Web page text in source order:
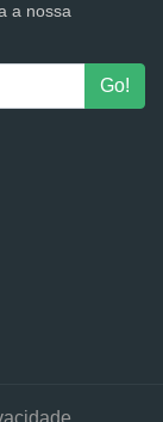
a nossa